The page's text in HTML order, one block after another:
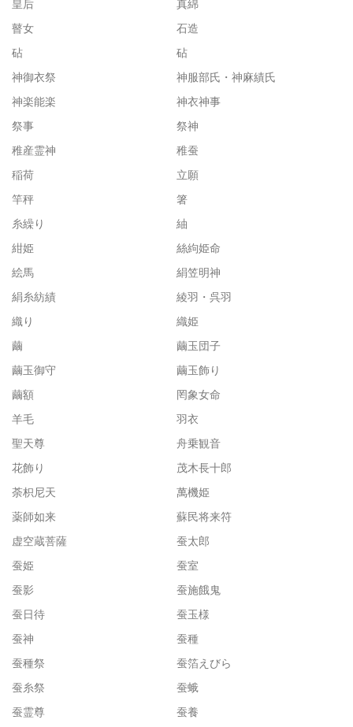
皇后
真綿
瞽女
石造
砧
砧
神御衣祭
神服部氏・神麻績氏
神楽能楽
神衣神事
祭事
祭神
稚産霊神
稚蚕
稲荷
立願
竿秤
箸
糸繰り
紬
紺姫
絲絇姫命
絵馬
絹笠明神
絹糸紡績
綾羽・呉羽
織り
織姫
繭
繭玉団子
繭玉御守
繭玉飾り
繭額
罔象女命
羊毛
羽衣
聖天尊
舟乗観音
花飾り
茂木長十郎
荼枳尼天
萬機姫
薬師如来
蘇民将来符
虚空蔵菩薩
蚕太郎
蚕姫
蚕室
蚕影
蚕施餓鬼
蚕日待
蚕玉様
蚕神
蚕種
蚕種祭
蚕箔えびら
蚕糸祭
蚕蛾
蚕霊尊
蚕養